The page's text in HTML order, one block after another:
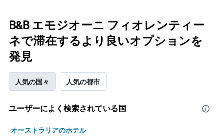
B&B エモジオーニ フィオレンティー
ネで滞在するより良いオプションを
発見
人気の国々 人気の都市
ユーザーによく検索されている国
オーストラリアのホテル